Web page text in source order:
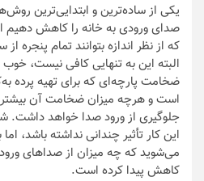
یکی از ساده‌ترین و ابتدایی‌ترین
صدای ورودی به خانه را کاهش دهیم
که از نظر اندازه بتوانند تمام پنجره
البته این به تنهایی کافی نیست،
ضخامت پارچه‌ای که برای تهیه پرده
است و هرچه میزان ضخامت آن بیشتر
جلوگیری از ورود صدا خواهد داشت.
این کار تأثیر چندانی نداشته باشد،
می‌شوید که چه میزان از صداهای
کاهش پیدا کرده است.